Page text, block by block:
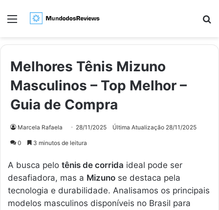
Menu
Melhores Tênis Mizuno
Masculinos – Top Melhor –
Guia de Compra
Marcela Rafaela 28/11/2025 Última Atualização 28/11/2025
0 3 minutos de leitura
A busca pelo tênis de corrida ideal pode ser
desafiadora, mas a Mizuno se destaca pela
tecnologia e durabilidade. Analisamos os principais
modelos masculinos disponíveis no Brasil para